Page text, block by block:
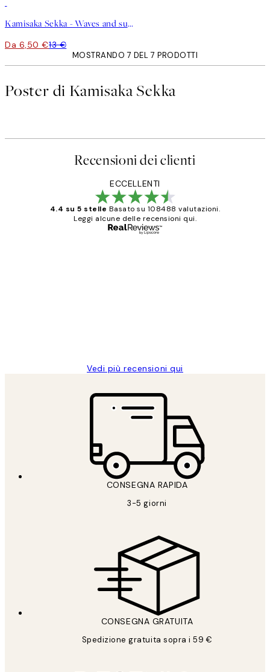
Kamisaka Sekka - Waves and sun from Momoyogusa Poster
Da 6,50 €13 €
MOSTRANDO 7 DEL 7 PRODOTTI
Poster di Kamisaka Sekka
Recensioni dei clienti
ECCELLENTI
4.4 su 5 stelle Basato su 108488 valutazioni.
Leggi alcune delle recensioni qui.
Vedi più recensioni qui
CONSEGNA RAPIDA
3-5 giorni
CONSEGNA GRATUITA
Spedizione gratuita sopra i 59 €